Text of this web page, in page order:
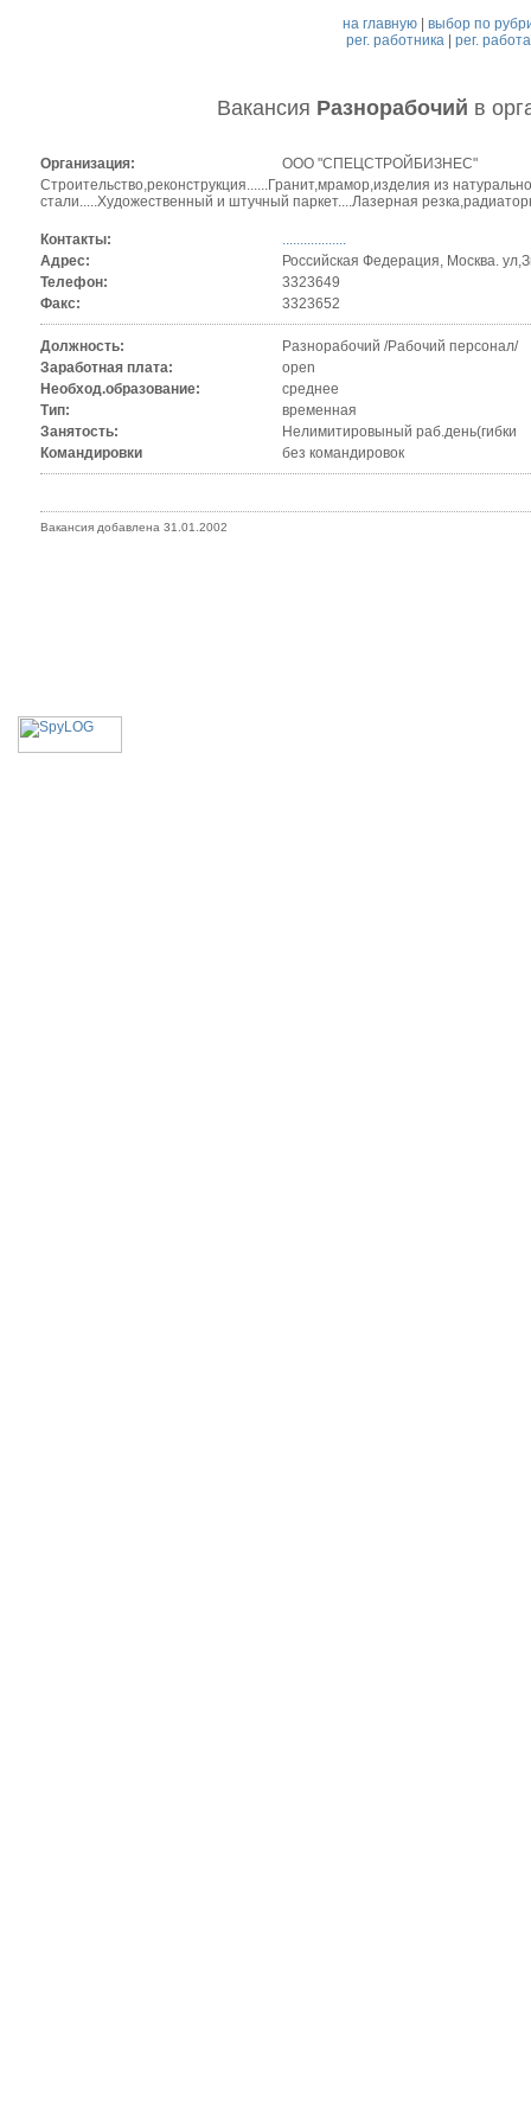
на главную |выбор по
рег. работника| рег.
Вакансия Разнорабочий в
Организация:
ООО "СПЕЦСТРОЙБИЗНЕС"
Строительство,реконструкция......Гранит,мрамор,изделия из
стали.....Художественный и штучный паркет....Лазерная
Контакты:
..................
Адрес:
Российская Федерация, Москва.
Телефон:
3323649
Факс:
3323652
Должность:
Разнорабочий /Рабочий персонал/
Заработная плата:
open
Необход.образование:
среднее
Тип:
временная
Занятость:
Нелимитировыный раб.день(гибки
Командировки
без командировок
Вакансия добавлена 31.01.2002